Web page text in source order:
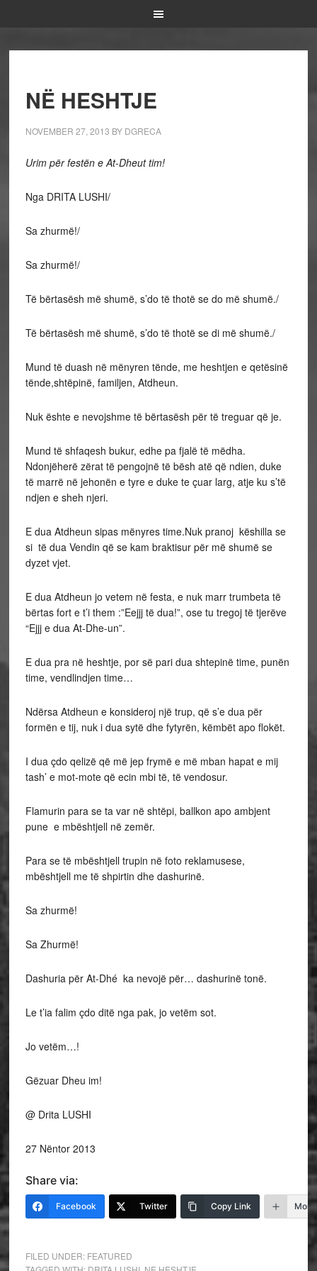
NË HESHTJE
NOVEMBER 27, 2013 BY DGRECA
Urim për festën e At-Dheut tim!
Nga DRITA LUSHI/
Sa zhurmë!/
Sa zhurmë!/
Të bërtasësh më shumë, s’do të thotë se do më shumë./
Të bërtasësh më shumë, s’do të thotë se di më shumë./
Mund të duash në mënyren tënde, me heshtjen e qetësinë
tënde,shtëpinë, familjen, Atdheun.
Nuk ështe e nevojshme të bërtasësh për të treguar që je.
Mund të shfaqesh bukur, edhe pa fjalë të mëdha.
Ndonjëherë zërat të pengojnë të bësh atë që ndien, duke
të marrë në jehonën e tyre e duke te çuar larg, atje ku s’të
ndjen e sheh njeri.
E dua Atdheun sipas mënyres time.Nuk pranoj këshilla se
si të dua Vendin që se kam braktisur për më shumë se
dyzet vjet.
E dua Atdheun jo vetem në festa, e nuk marr trumbeta të
bërtas fort e t’i them :”Eejjj të dua!”, ose tu tregoj të tjerëve
“Ejjj e dua At-Dhe-un”.
E dua pra në heshtje, por së pari dua shtepinë time, punën
time, vendlindjen time…
Ndërsa Atdheun e konsideroj një trup, që s’e dua për
formën e tij, nuk i dua sytë dhe fytyrën, këmbët apo flokët.
I dua çdo qelizë që më jep frymë e më mban hapat e mij
tash’ e mot-mote që ecin mbi të, të vendosur.
Flamurin para se ta var në shtëpi, ballkon apo ambjent
pune e mbështjell në zemër.
Para se të mbështjell trupin në foto reklamusese,
mbështjell me të shpirtin dhe dashurinë.
Sa zhurmë!
Sa Zhurmë!
Dashuria për At-Dhé ka nevojë për… dashurinë tonë.
Le t’ia falim çdo ditë nga pak, jo vetëm sot.
Jo vetëm…!
Gëzuar Dheu im!
@ Drita LUSHI
27 Nëntor 2013
Share via:
Facebook Twitter Copy Link More
FILED UNDER: FEATURED